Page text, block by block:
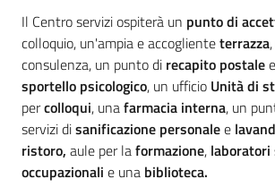
Il Centro servizi ospiterà un punto di
colloquio, un'ampia e accoglienteterrazza,
consulenza, un punto di recapito postale
sportello psicologico, un ufficio Unità di
percolloqui, unafarmacia interna, un
servizi disanificazione personalee
ristoro, aule per laformazione, laboratori
occupazionali e una biblioteca.